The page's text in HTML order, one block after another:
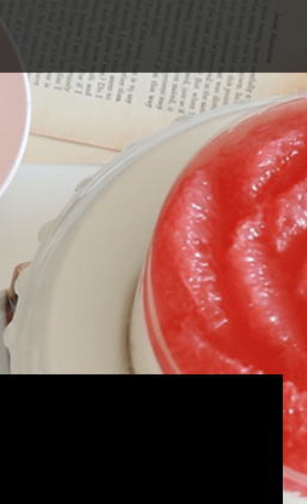
래스 맛보기
민중이신가요?
기 강의로
보세요!